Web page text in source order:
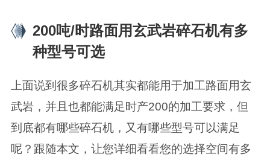
200吨/时路面用玄武岩碎石机有多
种型号可选
上面说到很多碎石机其实都能用于加工路面用玄
武岩，并且也都能满足时产200的加工要求，但
到底都有哪些碎石机，又有哪些型号可以满足
呢？跟随本文，让您详细看看您的选择空间有多